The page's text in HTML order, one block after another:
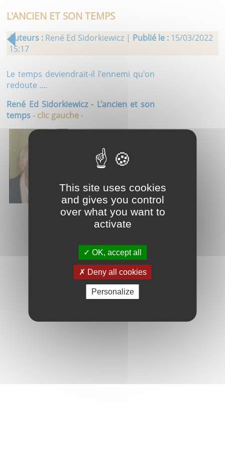
L'ANCIEN ET SON TEMPS
Auteurs : René Ed Sidorkiewicz | Publié le : 15/03/2022
15:17
Le temps deviendrait-il l'ennemi qu'on
redoute ....
René Ed Sidorkiewicz - L'ancien et son
temps- clic gauche-
This site uses cookies
and gives you control
over what you want to
activate
OK, accept all
Deny all cookies
Personalize